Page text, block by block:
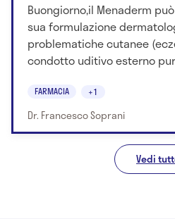
Buongiorno,il Menaderm
sua formulazione
problematiche cutanee
condotto uditivo esterno
FARMACIA +1
Dr. Francesco Soprani
Vedi